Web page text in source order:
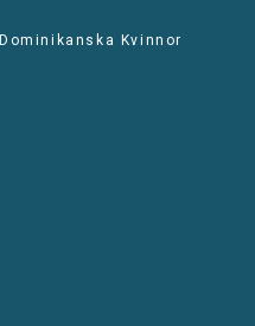
Dominikanska Kvinnor